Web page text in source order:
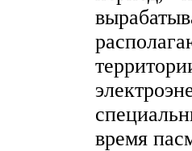
время